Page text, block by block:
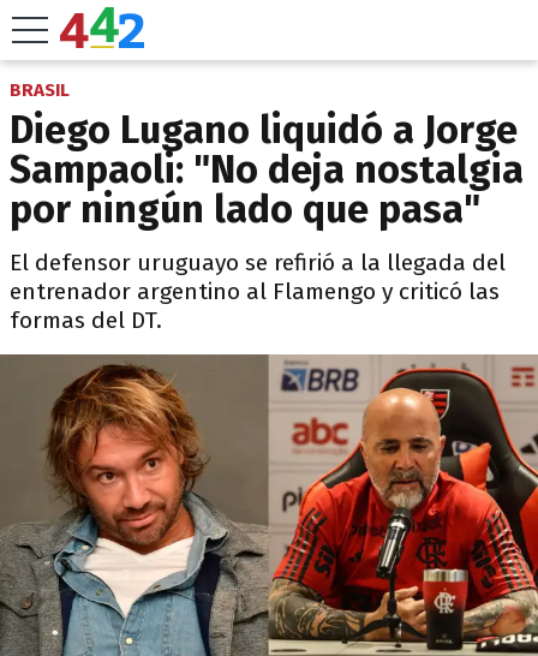
BRASIL
Diego Lugano liquidó a Jorge
Sampaoli: "No deja nostalgia
por ningún lado que pasa"
El defensor uruguayo se refirió a la llegada del
entrenador argentino al Flamengo y criticó las
formas del DT.